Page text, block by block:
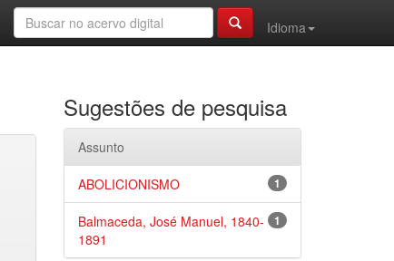
Idioma
Sugestões de pesquisa
Assunto
1
ABOLICIONISMO
1
Balmaceda, José Manuel, 1840-
1891